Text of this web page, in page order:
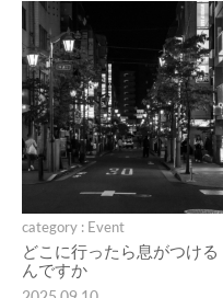
category : Event
どこに行ったら息がつける
んですか